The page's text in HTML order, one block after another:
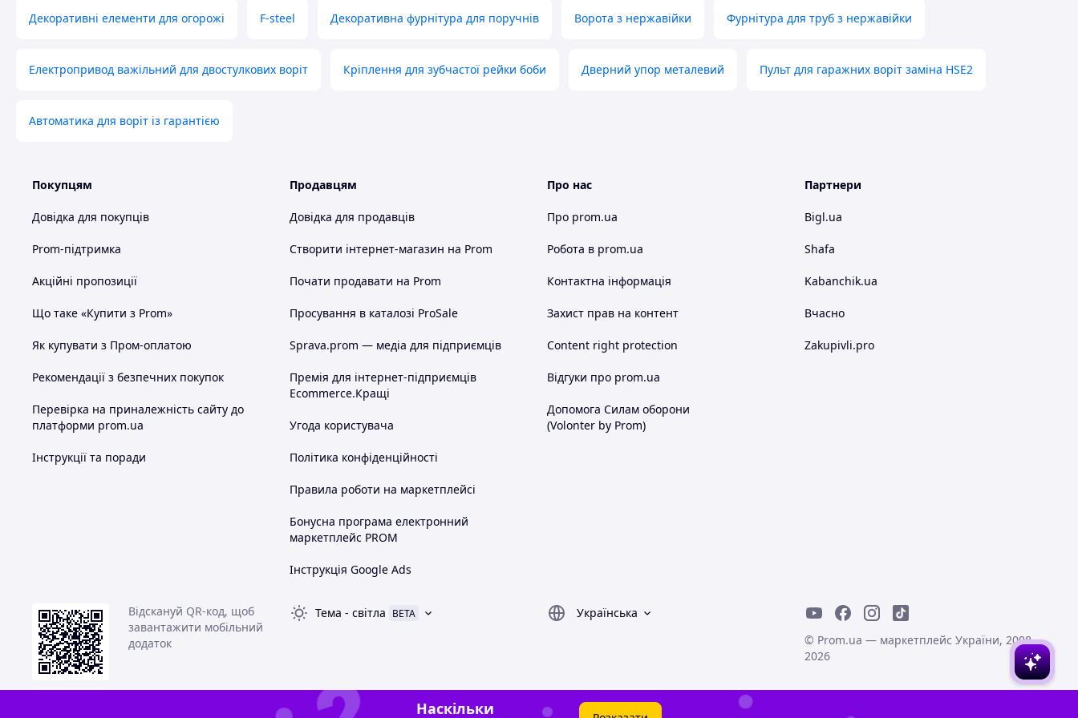
Декоративні елементи для огорожі F-steel Декоративна фурнітура для поручнів Ворота з нержавійки Фурнітура для труб з нержавійки
Електропривод важільний для двостулкових воріт Кріплення для зубчастої рейки боби Дверний упор металевий Пульт для гаражних воріт заміна HSE2
Автоматика для воріт із гарантією
Покупцям
Довідка для покупців
Prom-підтримка
Акційні пропозиції
Що таке «Купити з Prom»
Як купувати з Пром-оплатою
Рекомендації з безпечних покупок
Перевірка на приналежність сайту до
платформи prom.ua
Інструкції та поради
Продавцям
Довідка для продавців
Створити інтернет-магазин на Prom
Почати продавати на Prom
Просування в каталозі ProSale
Sprava.prom — медіа для підприємців
Премія для інтернет-підприємців
Ecommerce.Кращі
Угода користувача
Політика конфіденційності
Правила роботи на маркетплейсі
Бонусна програма електронний
маркетплейс PROM
Інструкція Google Ads
Про нас
Про prom.ua
Робота в prom.ua
Контактна інформація
Захист прав на контент
Content right protection
Відгуки про prom.ua
Допомога Силам оборони
(Volonter by Prom)
Партнери
Bigl.ua
Shafa
Kabanchik.ua
Вчасно
Zakupivli.pro
Відскануй QR-код, щоб
завантажити мобільний
додаток
Тема - світла BETA
Українська
© Prom.ua — маркетплейс України, 2008-
2026
Наскільки